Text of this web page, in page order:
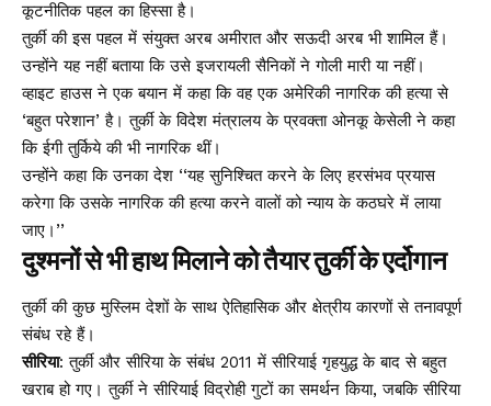
कूटनीतिक पहल का हिस्सा है।
तुर्की की इस पहल में संयुक्त अरब अमीरात और सऊदी अरब भी शामिल हैं।
उन्होंने यह नहीं बताया कि उसे इजरायली सैनिकों ने गोली मारी या नहीं।
व्हाइट हाउस ने एक बयान में कहा कि वह एक अमेरिकी नागरिक की हत्या से
‘बहुत परेशान’ है। तुर्की के विदेश मंत्रालय के प्रवक्ता ओनकू केसेली ने कहा
कि ईगी तुर्किये की भी नागरिक थीं।
उन्होंने कहा कि उनका देश ‘‘यह सुनिश्चित करने के लिए हरसंभव प्रयास
करेगा कि उसके नागरिक की हत्या करने वालों को न्याय के कठघरे में लाया
जाए।’’
दुश्मनों से भी हाथ मिलाने को तैयार तुर्की के एर्दोगान
तुर्की की कुछ मुस्लिम देशों के साथ ऐतिहासिक और क्षेत्रीय कारणों से तनावपूर्ण
संबंध रहे हैं।
सीरिया: तुर्की और सीरिया के संबंध 2011 में सीरियाई गृहयुद्ध के बाद से बहुत
खराब हो गए। तुर्की ने सीरियाई विद्रोही गुटों का समर्थन किया, जबकि सीरिया